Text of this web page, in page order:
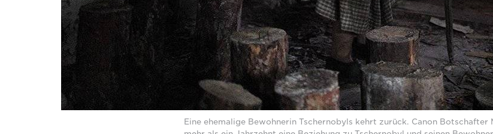
Eine ehemalige Bewohnerin Tschernobyls kehrt zurück. Canon Botschafter